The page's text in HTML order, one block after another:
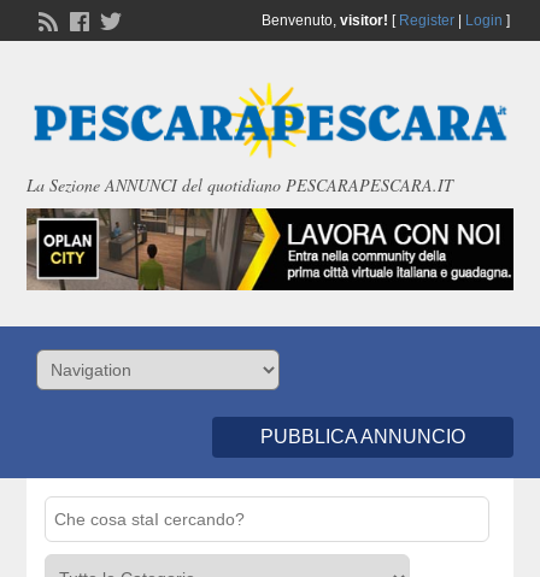
Benvenuto, visitor! [ Register| Login ]
La Sezione ANNUNCI del quotidiano PESCARAPESCARA.IT
PUBBLICA ANNUNCIO